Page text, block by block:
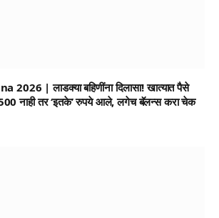
| लाडक्या बहिणींना दिलासा! खात्यात पैसे
नाही तर ‘इतके’ रुपये आले, लगेच बॅलन्स करा चेक